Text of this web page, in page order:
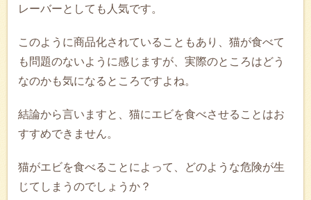
レーバーとしても人気です。
このように商品化されていることもあり、猫が食べて
も問題のないように感じますが、実際のところはどう
なのかも気になるところですよね。
結論から言いますと、猫にエビを食べさせることはお
すすめできません。
猫がエビを食べることによって、どのような危険が生
じてしまうのでしょうか？